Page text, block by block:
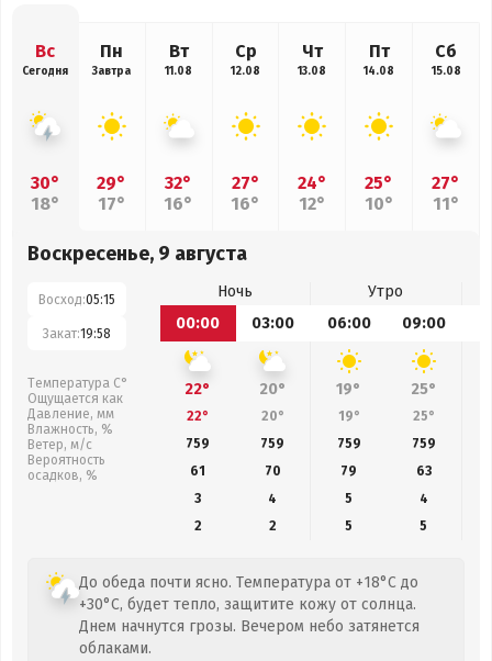
Вс
Сегодня
30°
18°
Пн
Завтра
29°
17°
Вт
11.08
32°
16°
Ср
12.08
27°
16°
Чт
13.08
24°
12°
Пт
14.08
25°
10°
Сб
15.08
27°
11°
Воскресенье, 9 августа
Восход:05:15
Закат:19:58
Температура С°
Ощущается как
Давление, мм
Влажность, %
Ветер, м/с
Вероятность
осадков, %
Ночь
Утро
00:00
03:00 06:00 09:00
22° 20° 19° 25°
22° 20° 19° 25°
759
759 759 759
61
70 79 63
3
4 5
4
2
2 5 5
До обеда почти ясно. Температура от +18°C до
+30°C, будет тепло, защитите кожу от солнца.
Днем начнутся грозы. Вечером небо затянется
облаками.